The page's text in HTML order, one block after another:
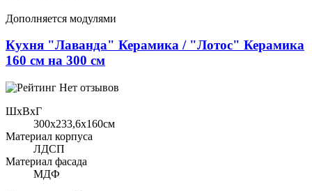
Дополняется модулями
Кухня "Лаванда" Керамика / "Лотос" Керамика
160 см на 300 см
Нет отзывов
ШхВхГ
300x233,6х160см
Материал корпуса
ЛДСП
Материал фасада
МДФ